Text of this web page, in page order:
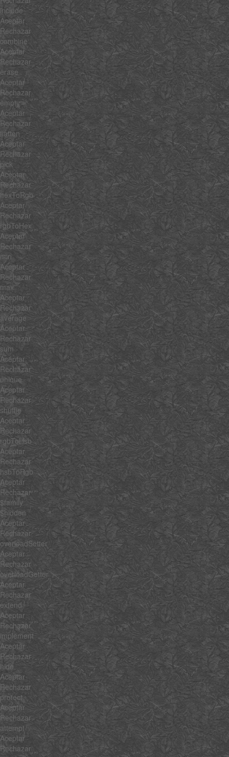
include
Aceptar
Rechazar
combine
Aceptar
Rechazar
erase
Aceptar
Rechazar
empty
Aceptar
Rechazar
flatten
Aceptar
Rechazar
pick
Aceptar
Rechazar
hexToRgb
Aceptar
Rechazar
rgbToHex
Aceptar
Rechazar
min
Aceptar
Rechazar
max
Aceptar
Rechazar
average
Aceptar
Rechazar
sum
Aceptar
Rechazar
unique
Aceptar
Rechazar
shuffle
Aceptar
Rechazar
rgbToHsb
Aceptar
Rechazar
hsbToRgb
Aceptar
Rechazar
$family
$hidden
Aceptar
Rechazar
overloadSetter
Aceptar
Rechazar
overloadGetter
Aceptar
Rechazar
extend
Aceptar
Rechazar
implement
Aceptar
Rechazar
hide
Aceptar
Rechazar
protect
Aceptar
Rechazar
attempt
Aceptar
Rechazar